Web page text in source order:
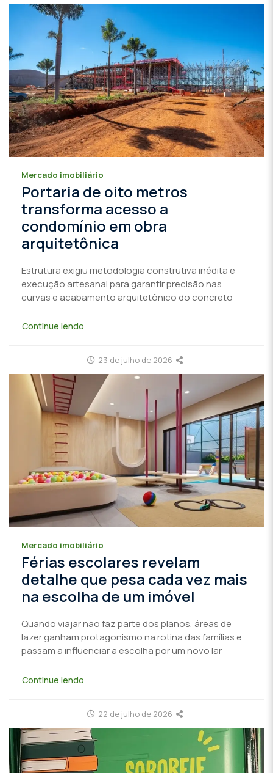
Mercado imobiliário
Portaria de oito metros
transforma acesso a
condomínio em obra
arquitetônica
Estrutura exigiu metodologia construtiva inédita e
execução artesanal para garantir precisão nas
curvas e acabamento arquitetônico do concreto
Continue lendo
23 de julho de 2026
Mercado imobiliário
Férias escolares revelam
detalhe que pesa cada vez mais
na escolha de um imóvel
Quando viajar não faz parte dos planos, áreas de
lazer ganham protagonismo na rotina das famílias e
passam a influenciar a escolha por um novo lar
Continue lendo
22 de julho de 2026